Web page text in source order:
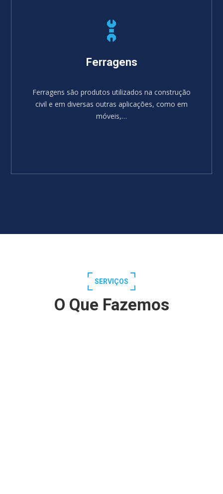
Ferragens
Ferragens são produtos utilizados na construção
civil e em diversas outras aplicações, como em
móveis,…
SERVIÇOS
O Que Fazemos